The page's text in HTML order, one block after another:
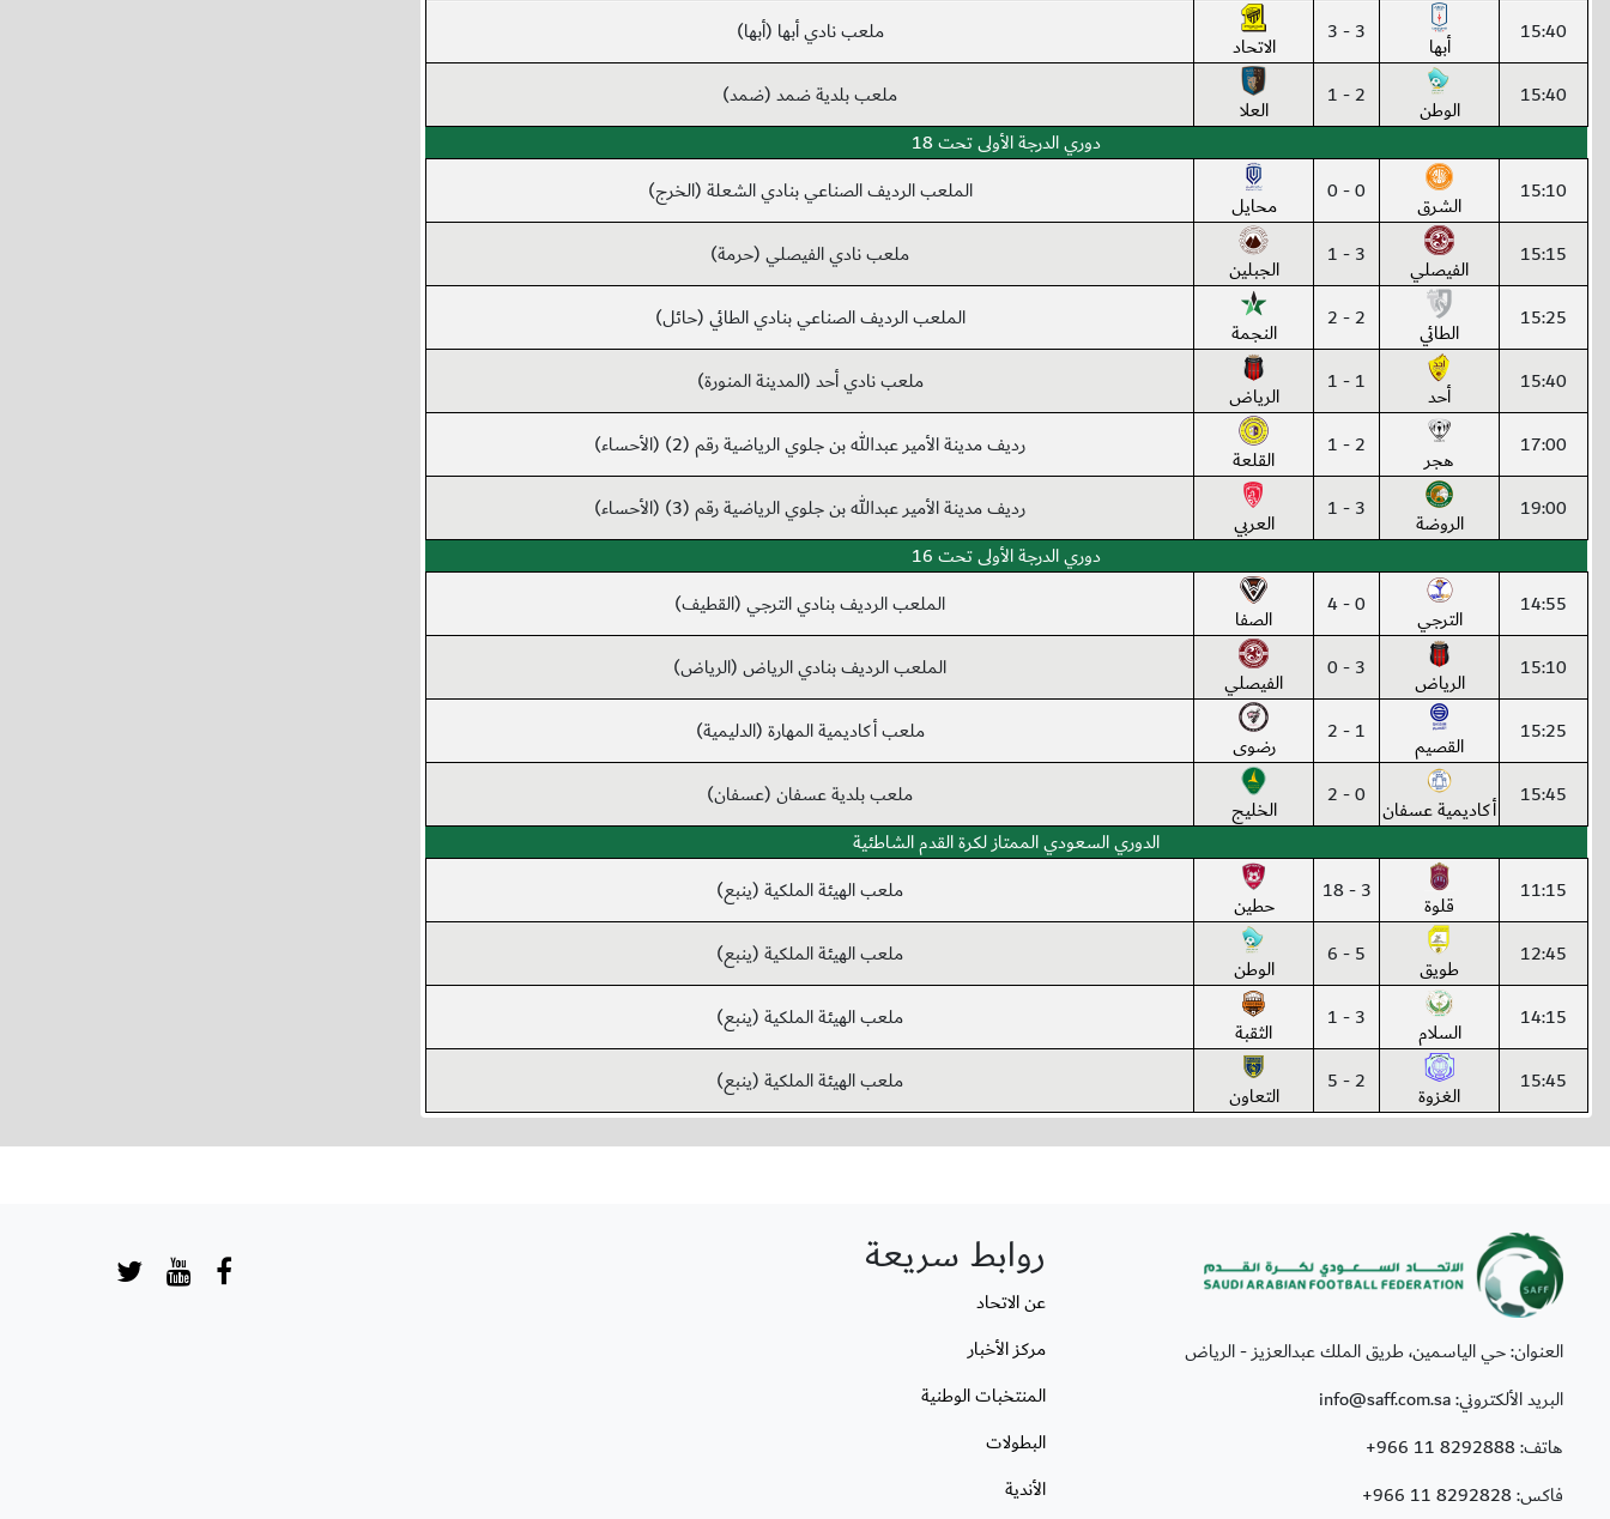
15:40 أبها 3 - 3 الاتحاد ملعب نادي أبها (أبها)
15:40 الوطن 2 - 1 العلا
ملعب بلدية ضمد (ضمد)
دوري الدرجة الأولى تحت 18
15:10
الشرق 0 - 0 محايل الملعب الرديف الصناعي بنادي الشعلة (الخرج)
15:15 الفيصلي 3 - 1 الجبلين ملعب نادي الفيصلي (حرمة)
15:25 الطائي 2 - 2 النجمة الملعب الرديف الصناعي بنادي الطائي (حائل)
15:40 أحد 1 - 1 الرياض ملعب نادي أحد (المدينة المنورة)
17:00 هجر 2 - 1 القلعة رديف مدينة الأمير عبدالله بن جلوي الرياضية رقم (2) (الأحساء)
19:00 الروضة 3 - 1 العربي
رديف مدينة الأمير عبدالله بن جلوي الرياضية رقم (3) (الأحساء)
دوري الدرجة الأولى تحت 16
14:55
الترجي 0 - 4 الصفا الملعب الرديف بنادي الترجي (القطيف)
15:10 الرياض 3 - 0 الفيصلي الملعب الرديف بنادي الرياض (الرياض)
15:25 القصيم 1 - 2 رضوى ملعب أكاديمية المهارة (الدليمية)
15:45 أكاديمية عسفان 0 - 2 الخليج
ملعب بلدية عسفان (عسفان)
الدوري السعودي الممتاز لكرة القدم الشاطئية
11:15
قلوة 3 - 18 حطين ملعب الهيئة الملكية (ينبع)
12:45 طويق 5 - 6 الوطن ملعب الهيئة الملكية (ينبع)
14:15 السلام 3 - 1 الثقبة ملعب الهيئة الملكية (ينبع)
15:45 الغزوة 2 - 5 التعاون ملعب الهيئة الملكية (ينبع)
العنوان: حي الياسمين، طريق الملك عبدالعزيز - الرياض
البريد الألكتروني: info@saff.com.sa
هاتف:+966 11 8292888
فاكس:+966 11 8292828
روابط سريعة
عن الاتحاد
مركز الأخبار
المنتخبات الوطنية
البطولات
الأندية